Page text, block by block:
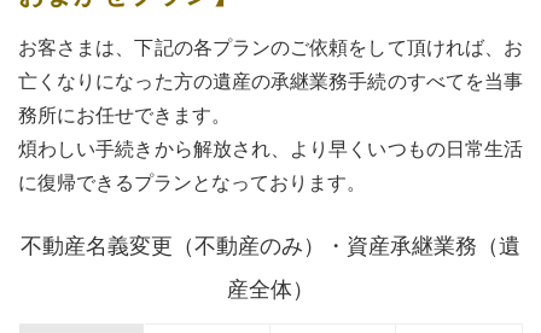
お客さまは、下記の各プランのご依頼をして頂ければ、お
亡くなりになった方の遺産の承継業務手続のすべてを当事
務所にお任せできます。
煩わしい手続きから解放され、より早くいつもの日常生活
に復帰できるプランとなっております。
不動産名義変更（不動産のみ）・資産承継業務（遺
産全体）